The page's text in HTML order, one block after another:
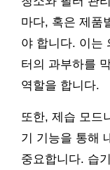
마다, 혹은 제품
야 합니다. 이는
터의 과부하를
역할을 합니다.
또한, 제습 모드
기 기능을 통해
중요합니다. 습